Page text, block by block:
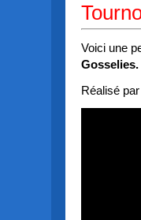
Voici une
Gosselies.
Réalisé